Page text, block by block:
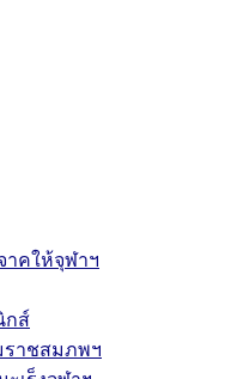
าคให้จุฬาฯ
กส์
าชสมภพฯ